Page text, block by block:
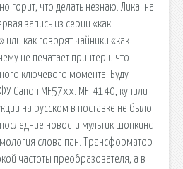
горит, что делать незнаю. Лика: на
запись из серии «как
или как говорят чайники «как
не печатает принтер и что
ключевого момента. Буду
Canon MF57xx. MF-4140, купили
на русском в поставке не было.
новости мультик шопкинс
слова пан. Трансформатор
частоты преобразователя, а в